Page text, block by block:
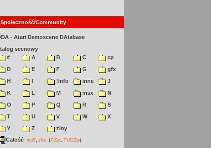
Społeczność/Community
- Atari Demoscene DAtabase
scenowy
#
A B C
cp
D
E F G
gfx
H
I !info inne
J
K
L M msx
N
O
P Q R
S
T
U V W
X
Y
Z
ziny
Całość md5 sha (7-Zip TUGZip)